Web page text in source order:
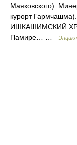
Маяковского).
курорт
ИШКАШИМСКИЙ
Памире… …